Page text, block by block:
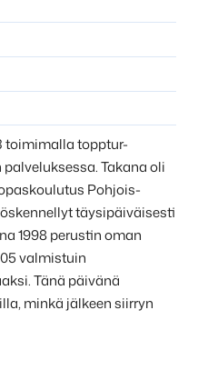
toimimalla topptur-
Takana oli
Pohjois-
täysipäiväisesti
1998 perustin oman
valmistuin
Tänä päivänä
minkä jälkeen siirryn